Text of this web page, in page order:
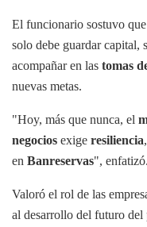
El funcionario sostuvo
solo debe guardar capital,
acompañar en las tomas
nuevas metas.
"Hoy, más que nunca, el
negocios exige resiliencia,
en Banreservas", enfatizó.
Valoró el rol de las
al desarrollo del futuro del